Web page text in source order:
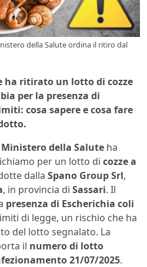
della Salute ordina il ritiro dal
ha ritirato un lotto di cozze
per la presenza di
cosa sapere e cosa fare
Ministero della Salute ha
per un lotto di cozze a
dalla Spano Group Srl,
, in provincia di Sassari. Il
presenza di Escherichia coli
di legge, un rischio che ha
del lotto segnalato. La
il numero di lotto
21/07/2025.